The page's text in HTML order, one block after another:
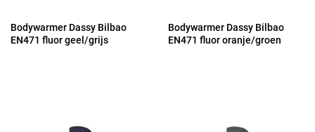
Bodywarmer Dassy Bilbao
EN471 fluor geel/grijs
Bodywarmer Dassy Bilbao
EN471 fluor oranje/groen